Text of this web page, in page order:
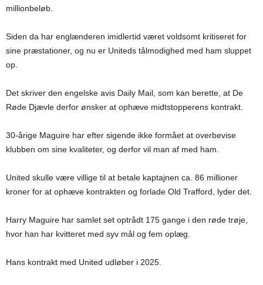
millionbeløb.
Siden da har englænderen imidlertid været voldsomt kritiseret for
sine præstationer, og nu er Uniteds tålmodighed med ham sluppet
op.
Det skriver den engelske avis Daily Mail, som kan berette, at De
Røde Djævle derfor ønsker at ophæve midtstopperens kontrakt.
30-årige Maguire har efter sigende ikke formået at overbevise
klubben om sine kvaliteter, og derfor vil man af med ham.
United skulle være villige til at betale kaptajnen ca. 86 millioner
kroner for at ophæve kontrakten og forlade Old Trafford, lyder det.
Harry Maguire har samlet set optrådt 175 gange i den røde trøje,
hvor han har kvitteret med syv mål og fem oplæg.
Hans kontrakt med United udløber i 2025.